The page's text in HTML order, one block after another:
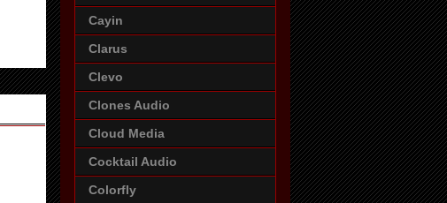
Cayin
Clarus
Clevo
Clones Audio
Cloud Media
Cocktail Audio
Colorfly